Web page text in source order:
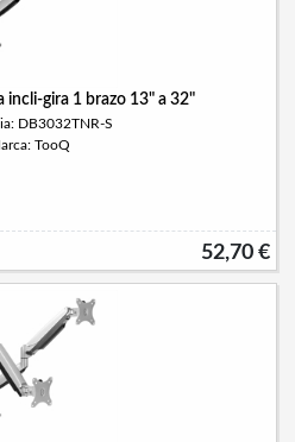
incli-gira 1 brazo 13" a 32"
DB3032TNR-S
TooQ
52,70 €